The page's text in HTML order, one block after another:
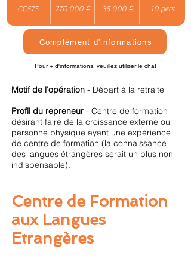
CC575 270 000 € 35 000 € 10 pers
Complément d'informations
Pour + d'informations, veuillez utiliser le chat
Motif de l'opération - Départ à la retraite
Profil du repreneur - Centre de formation
désirant faire de la croissance externe ou
personne physique ayant une expérience
de centre de formation (la connaissance
des langues étrangères serait un plus non
indispensable).
Centre de Formation
aux Langues
Etrangères